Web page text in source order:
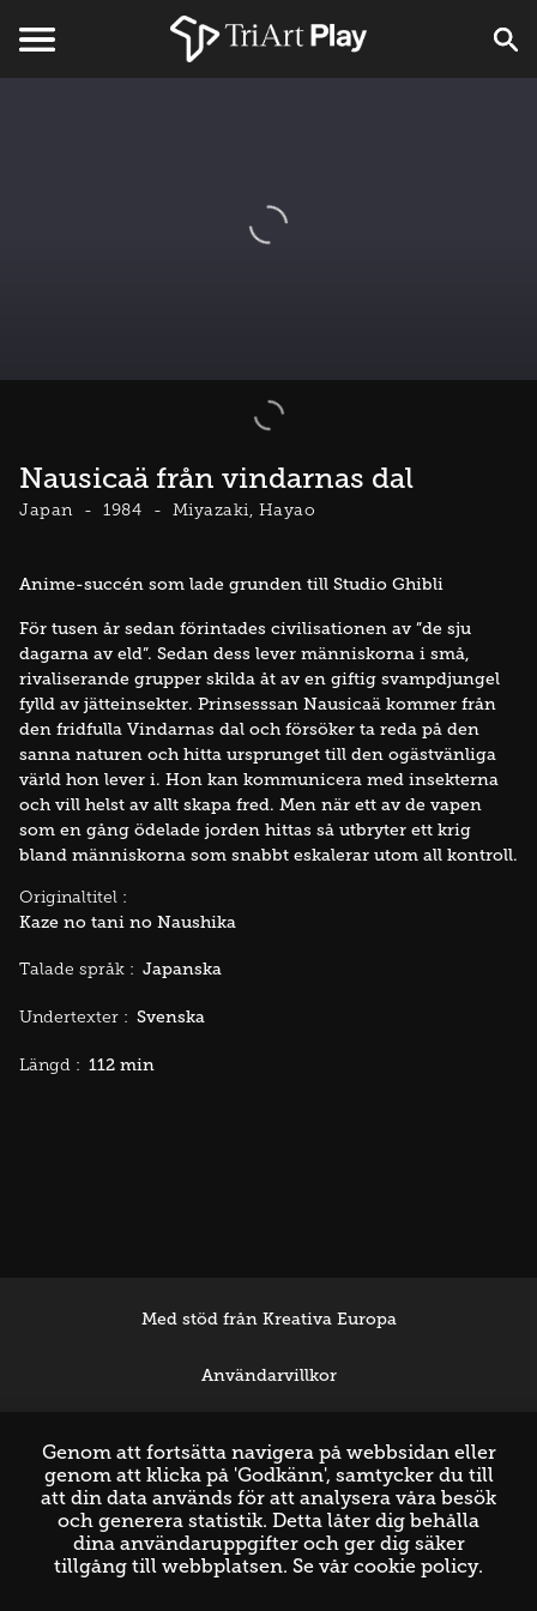
Nausicaä från vindarnas dal
Japan 1984 Miyazaki, Hayao
Anime-succén som lade grunden till Studio Ghibli
För tusen år sedan förintades civilisationen av ”de sju
dagarna av eld”. Sedan dess lever människorna i små,
rivaliserande grupper skilda åt av en giftig svampdjungel
fylld av jätteinsekter. Prinsesssan Nausicaä kommer från
den fridfulla Vindarnas dal och försöker ta reda på den
sanna naturen och hitta ursprunget till den ogästvänliga
värld hon lever i. Hon kan kommunicera med insekterna
och vill helst av allt skapa fred. Men när ett av de vapen
som en gång ödelade jorden hittas så utbryter ett krig
bland människorna som snabbt eskalerar utom all kontroll.
Originaltitel :
Kaze no tani no Naushika
Talade språk : Japanska
Undertexter : Svenska
Längd : 112 min
Med stöd från Kreativa Europa
Användarvillkor
Genom att fortsätta navigera på webbsidan eller
genom att klicka på 'Godkänn', samtycker du till
att din data används för att analysera våra besök
och generera statistik. Detta låter dig behålla
dina användaruppgifter och ger dig säker
tillgång till webbplatsen. Se vår cookie policy.